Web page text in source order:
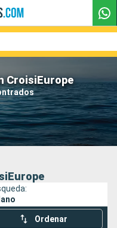
CroisiEurope
Ordenar